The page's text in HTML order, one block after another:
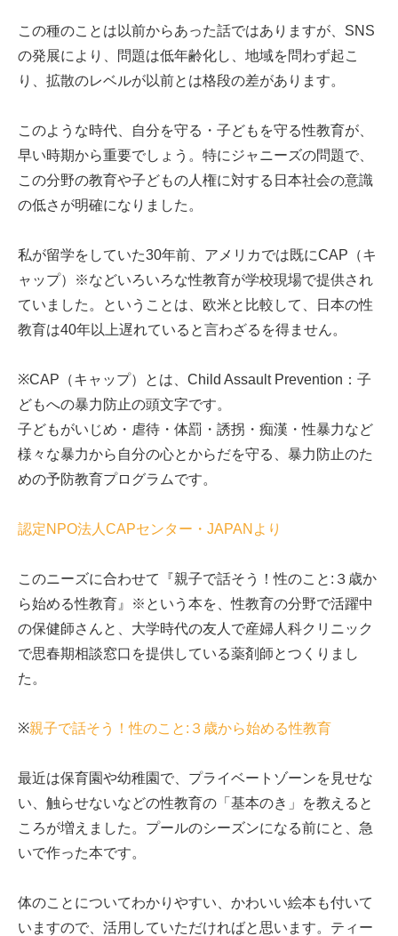
この種のことは以前からあった話ではありますが、SNS
の発展により、問題は低年齢化し、地域を問わず起こ
り、拡散のレベルが以前とは格段の差があります。
このような時代、自分を守る・子どもを守る性教育が、
早い時期から重要でしょう。特にジャニーズの問題で、
この分野の教育や子どもの人権に対する日本社会の意識
の低さが明確になりました。
私が留学をしていた30年前、アメリカでは既にCAP（キ
ャップ）※などいろいろな性教育が学校現場で提供され
ていました。ということは、欧米と比較して、日本の性
教育は40年以上遅れていると言わざるを得ません。
※CAP（キャップ）とは、Child Assault Prevention：子
どもへの暴力防止の頭文字です。
子どもがいじめ・虐待・体罰・誘拐・痴漢・性暴力など
様々な暴力から自分の心とからだを守る、暴力防止のた
めの予防教育プログラムです。
認定NPO法人CAPセンター・JAPANより
このニーズに合わせて『親子で話そう！性のこと:３歳か
ら始める性教育』※という本を、性教育の分野で活躍中
の保健師さんと、大学時代の友人で産婦人科クリニック
で思春期相談窓口を提供している薬剤師とつくりまし
た。
※親子で話そう！性のこと:３歳から始める性教育
最近は保育園や幼稚園で、プライベートゾーンを見せな
い、触らせないなどの性教育の「基本のき」を教えると
ころが増えました。プールのシーズンになる前にと、急
いで作った本です。
体のことについてわかりやすい、かわいい絵本も付いて
いますので、活用していただければと思います。ティー